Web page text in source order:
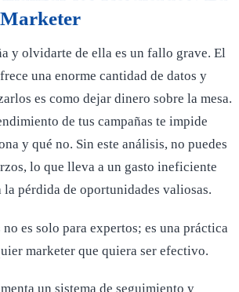
y olvidarte de ella es un fallo grave. El
una enorme cantidad de datos y
es como dejar dinero sobre la mesa.
de tus campañas te impide
y qué no. Sin este análisis, no puedes
lo que lleva a un gasto ineficiente
la pérdida de oportunidades valiosas.
es solo para expertos; es una práctica
marketer que quiera ser efectivo.
un sistema de seguimiento y